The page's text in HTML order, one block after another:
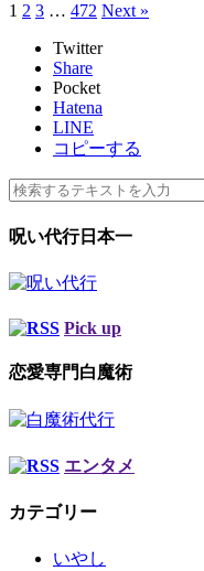
1 2 3 … 472 Next »
Twitter
Share
Pocket
Hatena
LINE
コピーする
呪い代行日本一
Pick up
恋愛専門白魔術
エンタメ
カテゴリー
いやし